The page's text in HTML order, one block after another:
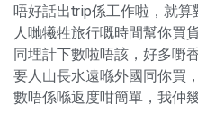
唔好話出trip係工作啦，就
人哋犧牲旅行嘅時間幫你買
同埋計下數啦唔該，好多嘢
要人山長水遠喺外國同你買
數唔係喺返度咁簡單，我仲